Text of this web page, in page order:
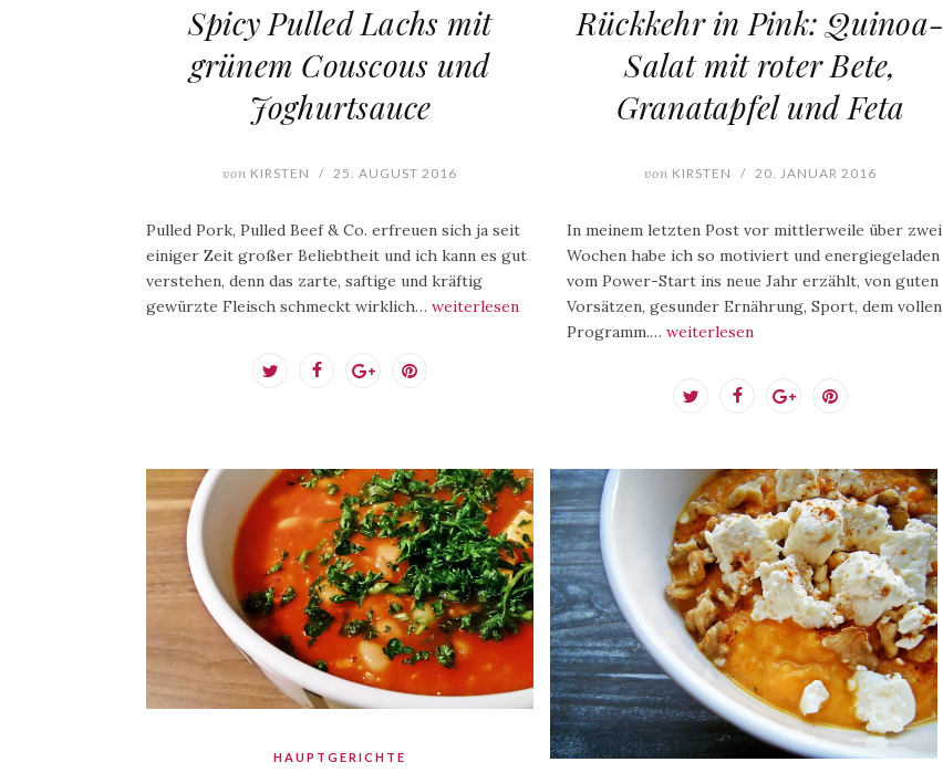
Spicy Pulled Lachs mit
grünem Couscous und
Joghurtsauce
von KIRSTEN / 25. AUGUST 2016
Pulled Pork, Pulled Beef & Co. erfreuen sich ja seit
einiger Zeit großer Beliebtheit und ich kann es gut
verstehen, denn das zarte, saftige und kräftig
gewürzte Fleisch schmeckt wirklich… weiterlesen
Rückkehr in Pink: Quinoa-
Salat mit roter Bete,
Granatapfel und Feta
von KIRSTEN / 20. JANUAR 2016
In meinem letzten Post vor mittlerweile über zwei
Wochen habe ich so motiviert und energiegeladen
vom Power-Start ins neue Jahr erzählt, von guten
Vorsätzen, gesunder Ernährung, Sport, dem vollen
Programm.… weiterlesen
HAUPTGERICHTE